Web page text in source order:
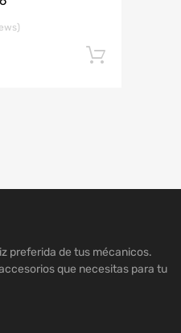
preferida de tus mécanicos.
que necesitas para tu